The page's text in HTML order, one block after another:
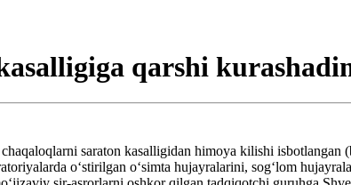
qarshi
saraton kasalligidan himoya kilishi
o‘stirilgan o‘simta hujayralarini, sog‘lom